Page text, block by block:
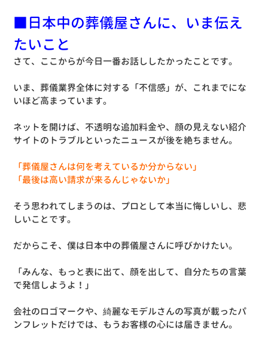
■日本中の葬儀屋さんに、いま伝え
たいこと
さて、ここからが今日一番お話ししたかったことです。
いま、葬儀業界全体に対する「不信感」が、これまでにな
いほど高まっています。
ネットを開けば、不透明な追加料金や、顔の見えない紹介
サイトのトラブルといったニュースが後を絶ちません。
「葬儀屋さんは何を考えているか分からない」
「最後は高い請求が来るんじゃないか」
そう思われてしまうのは、プロとして本当に悔しいし、悲
しいことです。
だからこそ、僕は日本中の葬儀屋さんに呼びかけたい。
「みんな、もっと表に出て、顔を出して、自分たちの言葉
で発信しようよ！」
会社のロゴマークや、綺麗なモデルさんの写真が載ったパ
ンフレットだけでは、もうお客様の心には届きません。